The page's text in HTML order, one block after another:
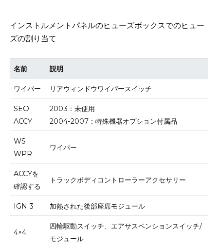
インストルメントパネルのヒューズボックスでのヒュー
ズの割り当て
名前 説明
ワイパー リアウィンドウワイパースイッチ
SEO
ACCY
2003：未使用
2004-2007：特殊機器オプション付属品
WS
WPR
ワイパー
ACCYを
確認する
トラックボディコントローラーアクセサリー
IGN 3 加熱された後部座席モジュール
4×4
四輪駆動スイッチ、エアサスペンションスイッチ/
モジュール